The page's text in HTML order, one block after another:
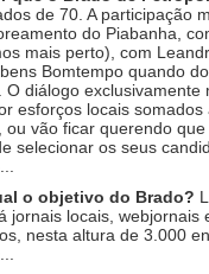
de 70. A participação
do Piabanha,
mais perto), com
Bomtempo quando
O diálogo
esforços locais
ou vão ficar querendo
selecionar os seus
o objetivo do Brado?
jornais locais,
nesta altura de 3.000